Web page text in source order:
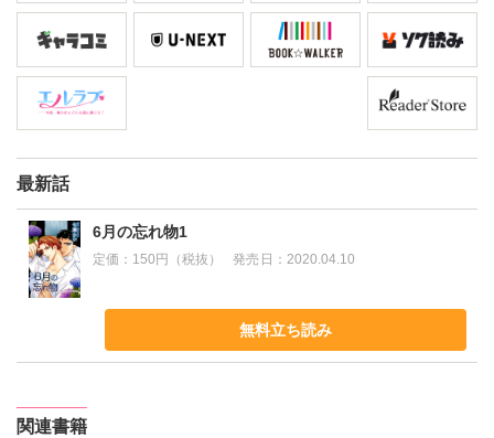
最新話
6月の忘れ物1
定価： 150円（税抜） 発売日： 2020.04.10
無料立ち読み
関連書籍